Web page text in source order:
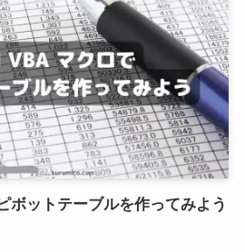
ボットテーブルを作ってみよう